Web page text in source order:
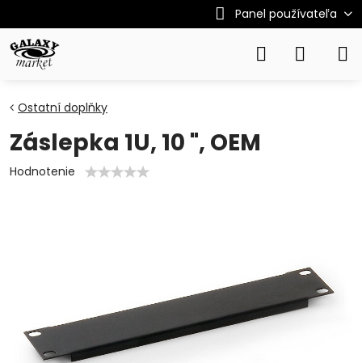
Panel používateľa
Ostatní doplňky
Záslepka 1U, 10 ", OEM
Hodnotenie